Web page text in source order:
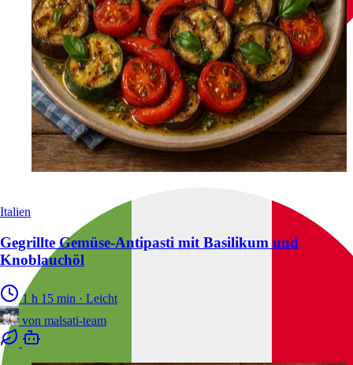
Italien
Gegrillte Gemüse-Antipasti mit Basilikum und
Knoblauchöl
1 h 15 min · Leicht
von malsati-team